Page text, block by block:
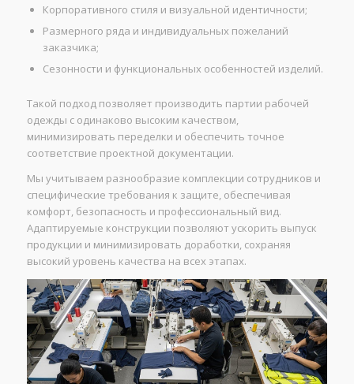
Корпоративного стиля и визуальной идентичности;
Размерного ряда и индивидуальных пожеланий
заказчика;
Сезонности и функциональных особенностей изделий.
Такой подход позволяет производить партии рабочей
одежды с одинаково высоким качеством,
минимизировать переделки и обеспечить точное
соответствие проектной документации.
Мы учитываем разнообразие комплекции сотрудников и
специфические требования к защите, обеспечивая
комфорт, безопасность и профессиональный вид.
Адаптируемые конструкции позволяют ускорить выпуск
продукции и минимизировать доработки, сохраняя
высокий уровень качества на всех этапах.